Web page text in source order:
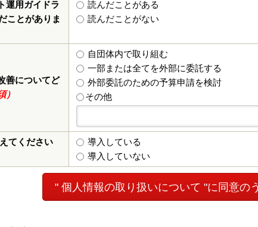
運用ガイドラ
ことがありま
読んだことがある
読んだことがない
善についてど
）
自団体内で取り組む
一部または全てを外部に委託する
外部委託のための予算申請を検討
その他
てください
導入している
導入していない
" 個人情報の取り扱い